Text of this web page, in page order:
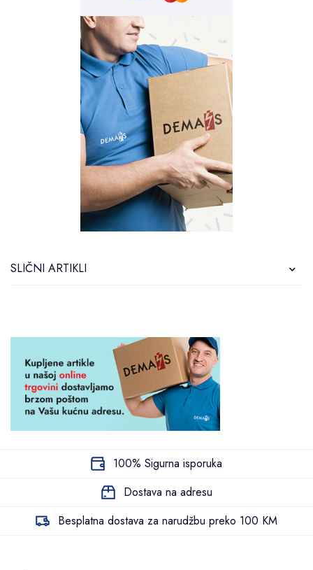
SLIČNI ARTIKLI
100% Sigurna isporuka
Dostava na adresu
Besplatna dostava za narudžbu preko 100 KM